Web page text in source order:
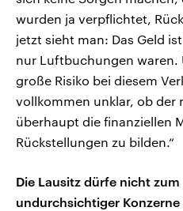
wurden ja verpflichtet,
jetzt sieht man: Das Geld
nur Luftbuchungen waren.
große Risiko bei diesem
vollkommen unklar, ob der
überhaupt die finanziellen
Rückstellungen zu bilden.“
Die Lausitz dürfe nicht zum
undurchsichtiger Konzerne